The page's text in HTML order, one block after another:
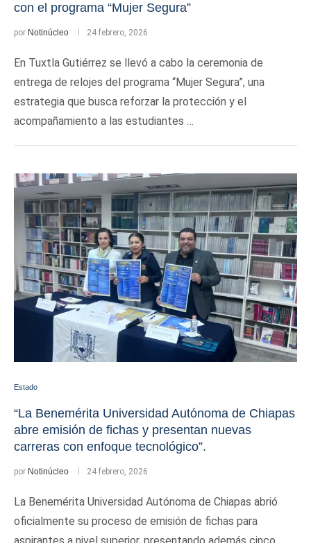
con el programa “Mujer Segura”
por Notinúcleo 24 febrero, 2026
En Tuxtla Gutiérrez se llevó a cabo la ceremonia de
entrega de relojes del programa “Mujer Segura”, una
estrategia que busca reforzar la protección y el
acompañamiento a las estudiantes …
Estado
“La Benemérita Universidad Autónoma de Chiapas
abre emisión de fichas y presentan nuevas
carreras con enfoque tecnológico”.
por Notinúcleo 24 febrero, 2026
La Benemérita Universidad Autónoma de Chiapas abrió
oficialmente su proceso de emisión de fichas para